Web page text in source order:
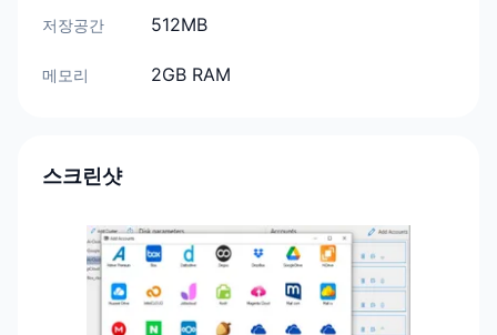
저장공간 512MB
메모리 2GB RAM
스크린샷